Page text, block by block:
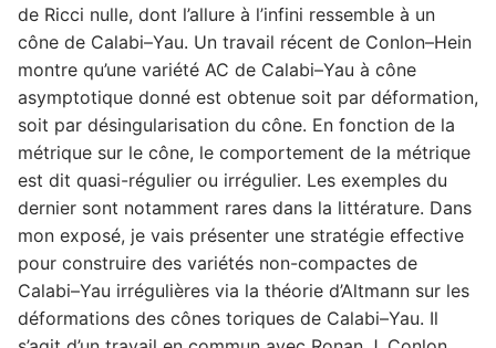
de Ricci nulle, dont l’allure à l’infini ressemble à un
cône de Calabi–Yau. Un travail récent de Conlon–Hein
montre qu’une variété AC de Calabi–Yau à cône
asymptotique donné est obtenue soit par déformation,
soit par désingularisation du cône. En fonction de la
métrique sur le cône, le comportement de la métrique
est dit quasi-régulier ou irrégulier. Les exemples du
dernier sont notamment rares dans la littérature. Dans
mon exposé, je vais présenter une stratégie effective
pour construire des variétés non-compactes de
Calabi–Yau irrégulières via la théorie d’Altmann sur les
déformations des cônes toriques de Calabi–Yau. Il